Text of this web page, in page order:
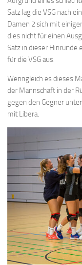
Satz lag die VSG nach
Damen 2 sich mit
dies nicht für einen
Satz in dieser Hinrunde
für die VSG aus.
Wenngleich es dieses
der Mannschaft in der
gegen den Gegner
mit Libera.